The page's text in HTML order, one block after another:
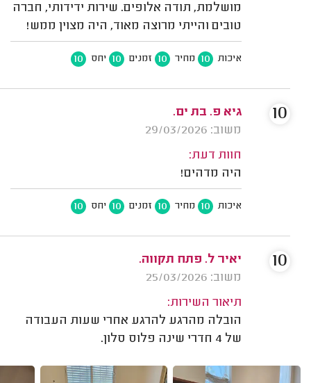
מושלמת, תודה אלופים. שירות ידידותי, חברה
טובים והייתי מרוצה מאוד, היה מצוין ממש!
איכות 10 מחיר 10 זמנים 10 יחס 10
גיא פ. בת ים.
משוב: 29/03/2026
חוות דעת:
היה מדהים!
איכות 10 מחיר 10 זמנים 10 יחס 10
10
יאיר ל. פתח תקווה.
משוב: 25/03/2026
תיאור השירות:
הובלה מהרגע להרגע אחרי שעות העבודה
של 4 חדרי שינה פלוס סלון.
10